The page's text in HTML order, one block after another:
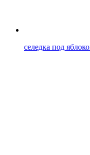
селедка под